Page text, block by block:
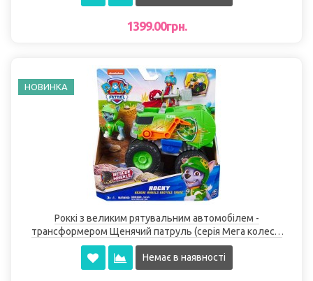
1399.00грн.
НОВИНКА
Роккі з великим рятувальним автомобілем -
трансформером Щенячий патруль (серія Мега колеса)
Spin Master
Немає в наявності